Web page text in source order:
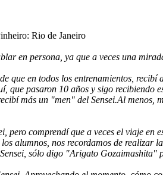
Rio de Janeiro
en persona, ya que a veces una
que en todos los entrenamientos,
que pasaron 10 años y sigo
más un "men" del Sensei.Al
comprendí que a veces el viaje
alumnos, nos recordamos de
sólo digo "Arigato Gozaimashita"